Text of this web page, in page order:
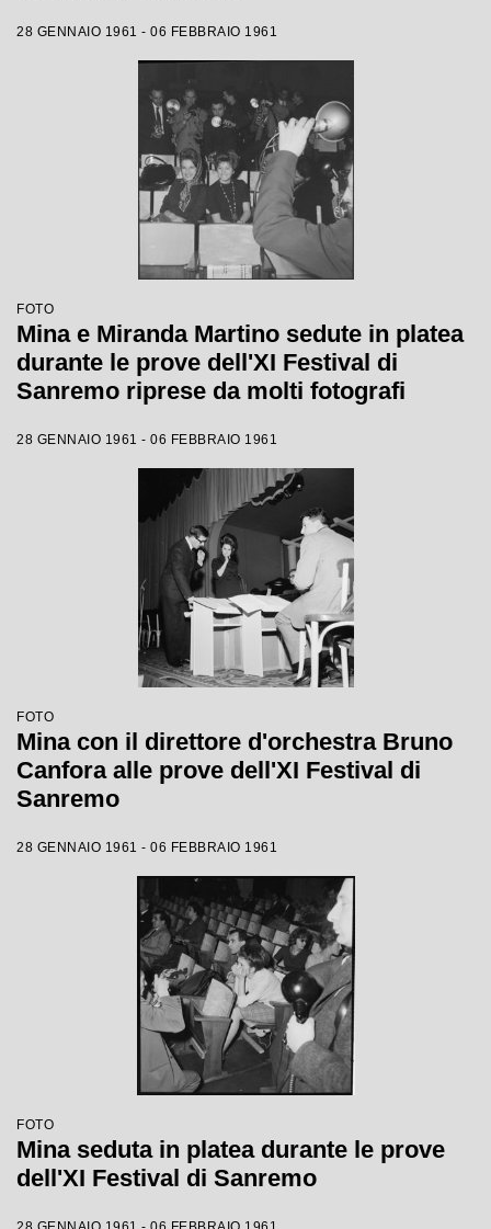
28 GENNAIO 1961 - 06 FEBBRAIO 1961
FOTO
Mina e Miranda Martino sedute in platea
durante le prove dell'XI Festival di
Sanremo riprese da molti fotografi
28 GENNAIO 1961 - 06 FEBBRAIO 1961
FOTO
Mina con il direttore d'orchestra Bruno
Canfora alle prove dell'XI Festival di
Sanremo
28 GENNAIO 1961 - 06 FEBBRAIO 1961
FOTO
Mina seduta in platea durante le prove
dell'XI Festival di Sanremo